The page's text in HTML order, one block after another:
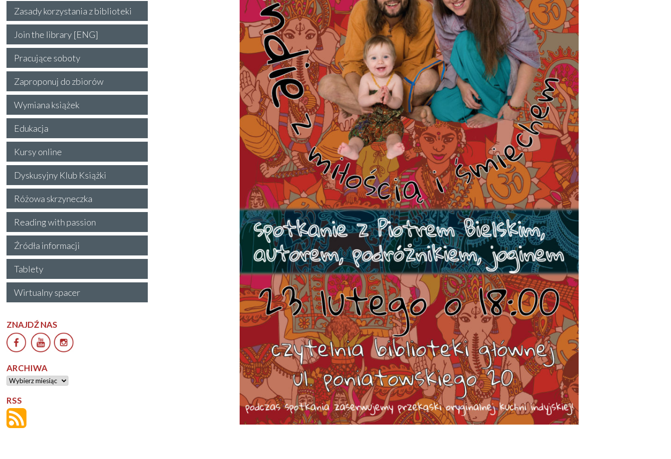
Zasady korzystania z biblioteki
Join the library [ENG]
Pracujące soboty
Zaproponuj do zbiorów
Wymiana książek
Edukacja
Kursy online
Dyskusyjny Klub Książki
Różowa skrzyneczka
Reading with passion
Źródła informacji
Tablety
Wirtualny spacer
ZNAJDŹ NAS
ARCHIWA
Archiwa
RSS